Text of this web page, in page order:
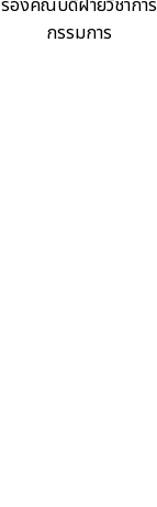
รองคณบดีฝ่ายวิชาการ
กรรมการ